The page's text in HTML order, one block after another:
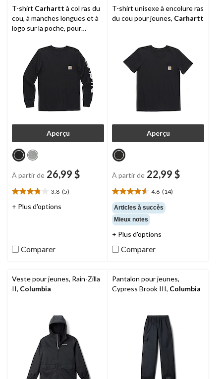
T-shirt Carhartt à col ras du
cou, à manches longues et à
logo sur la poche, pour
Aperçu
À partir de 26,99 $
3.8 (5)
3.8
étoile(s)
+ Plus d'options
Comparer
T-shirt unisexe à encolure ras
du cou pour jeunes, Carhartt
Aperçu
À partir de 22,99 $
4.6 (14)
4.6
étoile(s)
sur
5.
14
Articles à succès
Mieux notes
+ Plus d'options
Comparer
Veste pour jeunes, Rain-Zilla
II, Columbia
Pantalon pour jeunes,
Cypress Brook III, Columbia